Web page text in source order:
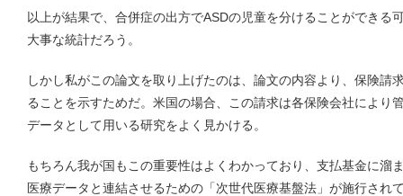
以上が結果で、合併症の出方でASDの児童を分けることができる
大事な統計だろう。
しかし私がこの論文を取り上げたのは、論文の内容より、保険請
ることを示すためだ。米国の場合、この請求は各保険会社により
データとして用いる研究をよく見かける。
もちろん我が国もこの重要性はよくわかっており、支払基金に溜
医療データと連結させるための「次世代医療基盤法」が施行され